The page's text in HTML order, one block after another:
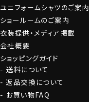
ユニフォームシャツのご案内
ショールームのご案内
衣装提供・メディア掲載
会社概要
ショッピングガイド
送料について
返品交換について
お買い物FAQ